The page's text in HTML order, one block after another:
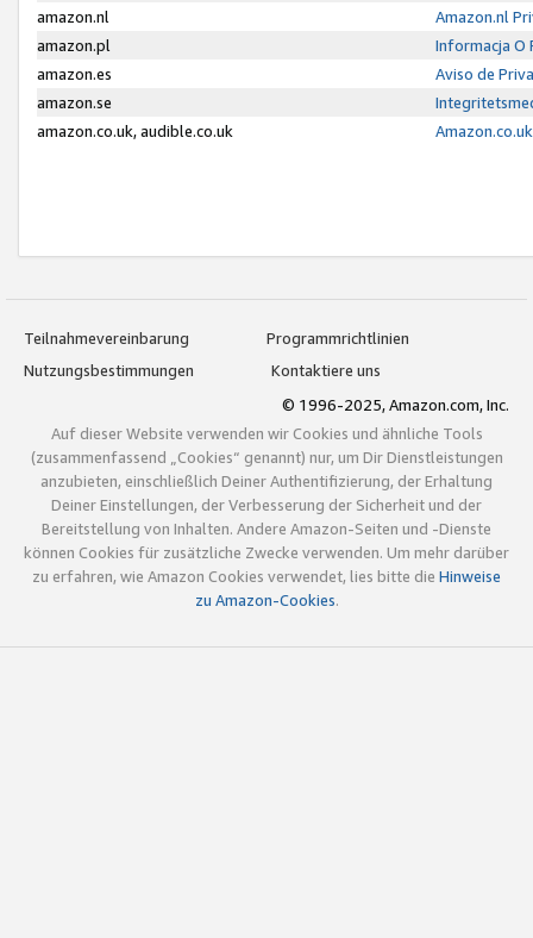
amazon.nl
Amazon.nl
amazon.pl
Informacja O
amazon.es
Aviso de
amazon.se
amazon.co.uk, audible.co.uk
Teilnahmevereinbarung
Programmrichtlinien
Nutzungsbestimmungen
Kontaktiere uns
© 1996-2025, Amazon.com, Inc.
Auf dieser Website verwenden wir Cookies und ähnliche Tools
(zusammenfassend „Cookies“ genannt) nur, um Dir Dienstleistungen
anzubieten, einschließlich Deiner Authentifizierung, der Erhaltung
Deiner Einstellungen, der Verbesserung der Sicherheit und der
Bereitstellung von Inhalten. Andere Amazon-Seiten und -Dienste
können Cookies für zusätzliche Zwecke verwenden. Um mehr darüber
zu erfahren, wie Amazon Cookies verwendet, lies bitte die Hinweise
zu Amazon-Cookies.